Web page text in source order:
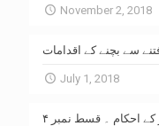
November 2, 2018
سے بچنے کے اقدامات
July 1, 2018
کے احکام ۔ قسط نمبر ۴